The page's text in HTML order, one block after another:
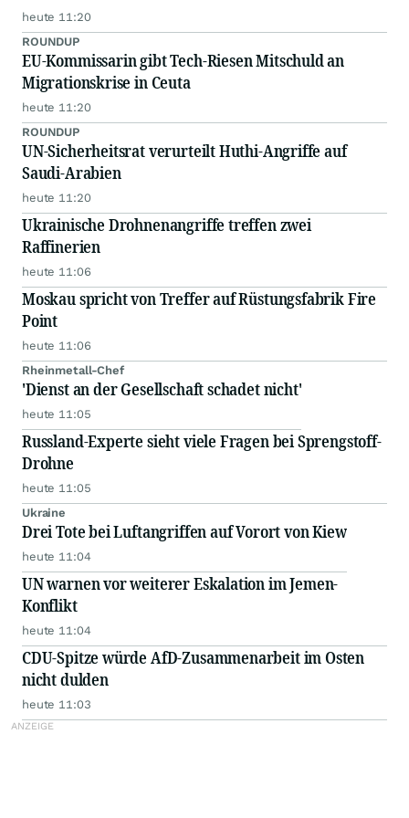
heute 11:20
ROUNDUP
EU-Kommissarin gibt Tech-Riesen Mitschuld an
Migrationskrise in Ceuta
heute 11:20
ROUNDUP
UN-Sicherheitsrat verurteilt Huthi-Angriffe auf
Saudi-Arabien
heute 11:20
Ukrainische Drohnenangriffe treffen zwei
Raffinerien
heute 11:06
Moskau spricht von Treffer auf Rüstungsfabrik Fire
Point
heute 11:06
Rheinmetall-Chef
'Dienst an der Gesellschaft schadet nicht'
heute 11:05
Russland-Experte sieht viele Fragen bei Sprengstoff-
Drohne
heute 11:05
Ukraine
Drei Tote bei Luftangriffen auf Vorort von Kiew
heute 11:04
UN warnen vor weiterer Eskalation im Jemen-
Konflikt
heute 11:04
CDU-Spitze würde AfD-Zusammenarbeit im Osten
nicht dulden
heute 11:03